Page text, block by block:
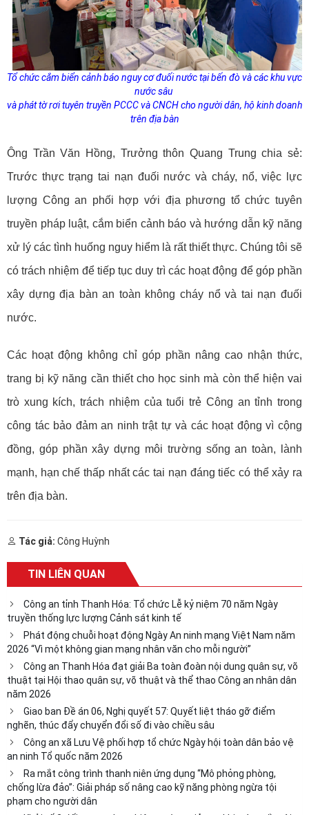
Tổ chức cắm biển cảnh báo nguy cơ đuối nước tại bến đò và các khu vực
nước sâu
vàphát tờ rơi tuyên truyền PCCC và CNCH cho người dân, hộ kinh doanh
trên địa bàn
Ông Trần Văn Hồng, Trưởng thôn Quang Trung chia sẻ:
Trước thực trạng tai nạn đuối nước và cháy, nổ, việc lực
lượng Công an phối hợp với địa phương tổ chức tuyên
truyền pháp luật, cắm biển cảnh báo và hướng dẫn kỹ năng
xử lý các tình huống nguy hiểm là rất thiết thực. Chúng tôi sẽ
có trách nhiệm để tiếp tục duy trì các hoạt động để góp phần
xây dựng địa bàn an toàn không cháy nổ và tai nạn đuối
nước.
Các hoạt động không chỉ góp phần nâng cao nhận thức,
trang bị kỹ năng cần thiết cho học sinh mà còn thể hiện vai
trò xung kích, trách nhiệm của tuổi trẻ Công an tỉnh trong
công tác bảo đảm an ninh trật tự và các hoạt động vì cộng
đồng, góp phần xây dựng môi trường sống an toàn, lành
mạnh, hạn chế thấp nhất các tai nạn đáng tiếc có thể xảy ra
trên địa bàn.
Tác giả: Công Huỳnh
TIN LIÊN QUAN
Công an tỉnh Thanh Hóa: Tổ chức Lễ kỷ niệm 70 năm Ngày
truyền thống lực lượng Cảnh sát kinh tế
Phát động chuỗi hoạt động Ngày An ninh mạng Việt Nam năm
2026 “Vì một không gian mạng nhân văn cho mỗi người”
Công an Thanh Hóa đạt giải Ba toàn đoàn nội dung quân sự, võ
thuật tại Hội thao quân sự, võ thuật và thể thao Công an nhân dân
năm 2026
Giao ban Đề án 06, Nghị quyết 57: Quyết liệt tháo gỡ điểm
nghẽn, thúc đẩy chuyển đổi số đi vào chiều sâu
Công an xã Lưu Vệ phối hợp tổ chức Ngày hội toàn dân bảo vệ
an ninh Tổ quốc năm 2026
Ra mắt công trình thanh niên ứng dụng “Mô phỏng phòng,
chống lừa đảo”: Giải pháp số nâng cao kỹ năng phòng ngừa tội
phạm cho người dân